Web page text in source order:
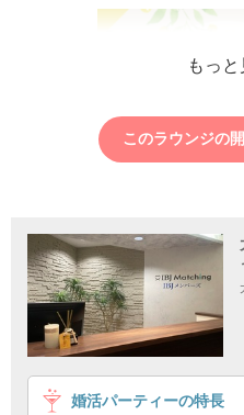
1 2
＼結婚を意識しやすい年齢
もっと
このラウンジの
婚活パーティーの特長